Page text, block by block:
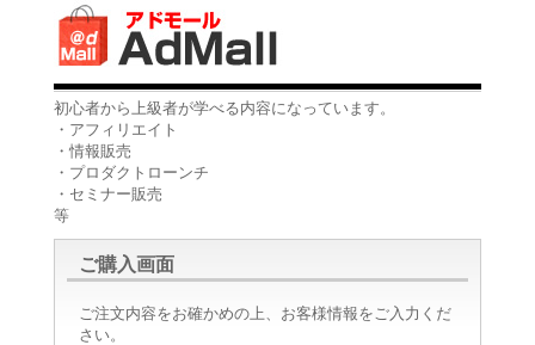
初心者から上級者が学べる内容になっています。
・アフィリエイト
・情報販売
・プロダクトローンチ
・セミナー販売
等
ご購入画面
ご注文内容をお確かめの上、お客様情報をご入力くだ
さい。